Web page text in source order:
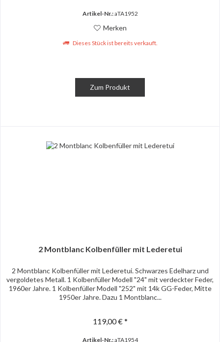
Artikel-Nr.:aTA1952
Merken
Dieses Stück ist bereits verkauft.
Zum Produkt
2 Montblanc Kolbenfüller mit Lederetui
2 Montblanc Kolbenfüller mit Lederetui. Schwarzes Edelharz und
vergoldetes Metall. 1 Kolbenfüller Modell "24" mit verdeckter Feder,
1960er Jahre. 1 Kolbenfüller Modell "252" mit 14k GG-Feder, Mitte
1950er Jahre. Dazu 1 Montblanc...
119,00 € *
Artikel-Nr.:aTA1954